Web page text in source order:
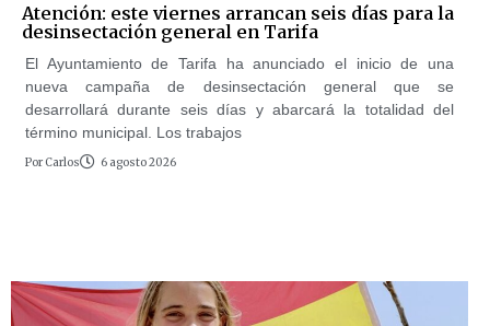
Atención: este viernes arrancan seis días para la
desinsectación general en Tarifa
El Ayuntamiento de Tarifa ha anunciado el inicio de una
nueva campaña de desinsectación general que se
desarrollará durante seis días y abarcará la totalidad del
término municipal. Los trabajos
Por Carlos 6 agosto 2026